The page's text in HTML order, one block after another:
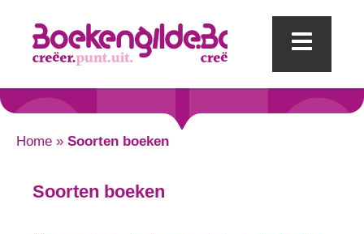
Home » Soorten boeken
Soorten boeken